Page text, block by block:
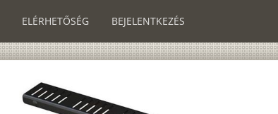
ELÉRHETŐSÉG BEJELENTKEZÉS